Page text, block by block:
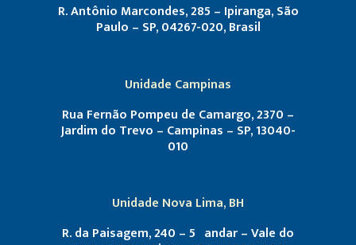
R. Antônio Marcondes, 285 – Ipiranga, São
Paulo – SP, 04267-020, Brasil
Unidade Campinas
Rua Fernão Pompeu de Camargo, 2370 –
Jardim do Trevo – Campinas – SP, 13040-
010
Unidade Nova Lima, BH
R. da Paisagem, 240 – 5º andar – Vale do